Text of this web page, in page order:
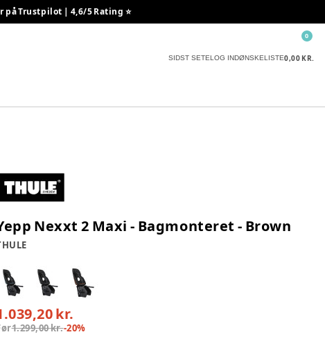
på Trustpilot | 4,6/5 Rating ⭐️
SIDST SETELOG INDØNSKELISTE0,00 KR.
0
Nexxt 2 Maxi - Bagmonteret - Brown
kr.
1.299,00 kr.-20%